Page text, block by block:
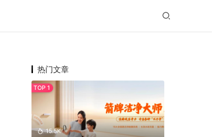
热门文章
15.5K